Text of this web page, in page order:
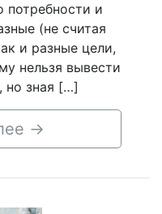
и
(не считая
и разные цели,
нельзя вывести
но зная […]
→